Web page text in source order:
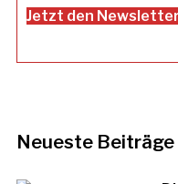
Jetzt den
Neueste Beiträge